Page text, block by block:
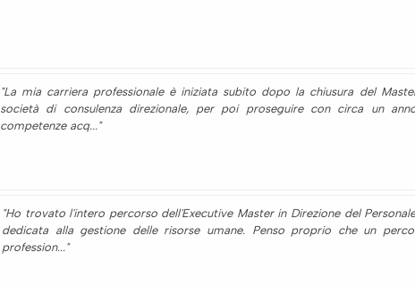
"La mia carriera professionale è iniziata subito dopo la chiusura del
società di consulenza direzionale, per poi proseguire con circa un
competenze acq..."
"Ho trovato l'intero percorso dell'Executive Master in Direzione del
dedicata alla gestione delle risorse umane. Penso proprio che un
profession..."